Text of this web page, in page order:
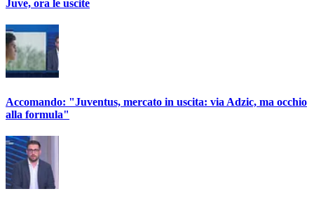
Juve, ora le uscite
Accomando: "Juventus, mercato in uscita: via Adzic, ma occhio
alla formula"